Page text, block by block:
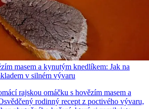
masem a kynutým knedlíkem: Jak na
v silném vývaru
rajskou omáčku s hovězím masem a
rodinný recept z poctivého vývaru,